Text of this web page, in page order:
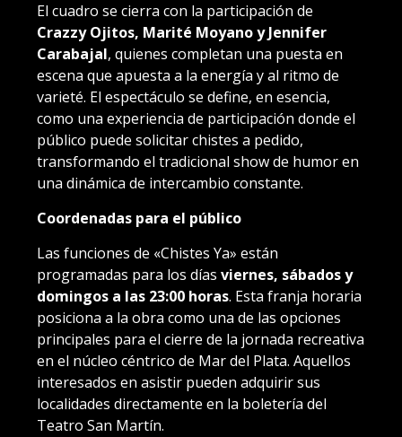
El cuadro se cierra con la participación de
Crazzy Ojitos, Marité Moyano y Jennifer
Carabajal, quienes completan una puesta en
escena que apuesta a la energía y al ritmo de
varieté. El espectáculo se define, en esencia,
como una experiencia de participación donde el
público puede solicitar chistes a pedido,
transformando el tradicional show de humor en
una dinámica de intercambio constante.
Coordenadas para el público
Las funciones de «Chistes Ya» están
programadas para los días viernes, sábados y
domingos a las 23:00 horas. Esta franja horaria
posiciona a la obra como una de las opciones
principales para el cierre de la jornada recreativa
en el núcleo céntrico de Mar del Plata. Aquellos
interesados en asistir pueden adquirir sus
localidades directamente en la boletería del
Teatro San Martín.